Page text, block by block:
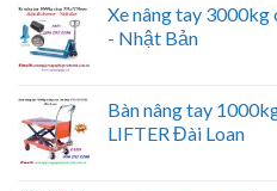
Xe nâng tay
- Nhật Bản
Bàn nâng tay
LIFTER Đài Loan